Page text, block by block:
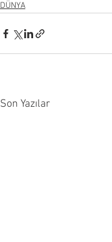
DÜNYA
Son Yazılar